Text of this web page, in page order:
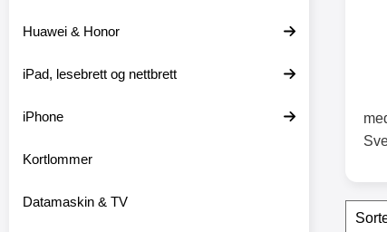
Huawei & Honor
iPad, lesebrett og nettbrett
iPhone
Kortlommer
Datamaskin & TV